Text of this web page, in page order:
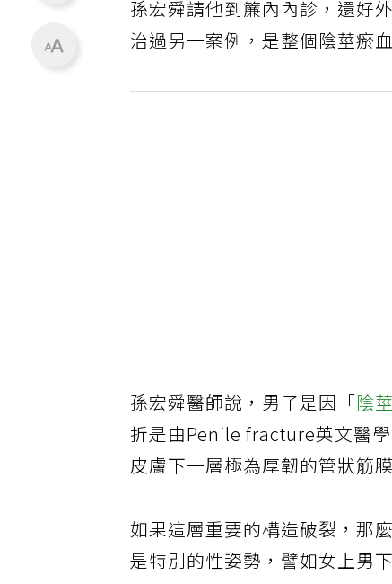
孫宏舜請他到簾內內診，還好
治過另一案例，是整個陰莖瘀
孫宏舜醫師說，男子是因「陰
折是由Penile fracture英文醫
皮膚下一層極為厚韌的管狀筋
如果這層重要的構造破裂，那
是特別的性姿勢，譬如女上男